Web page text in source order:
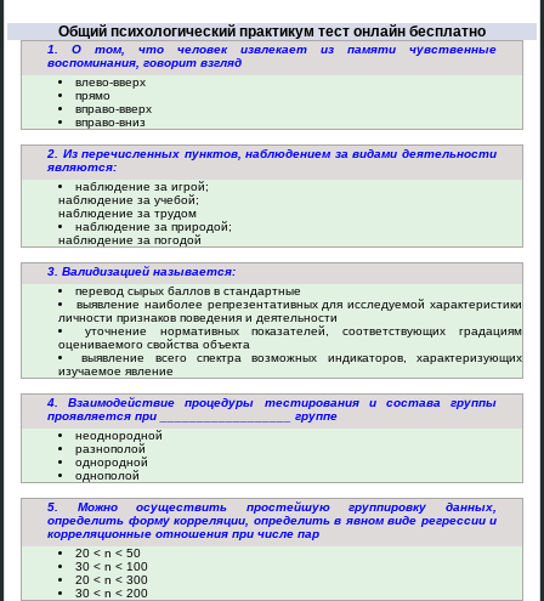
Общий психологический практикум тест онлайн бесплатно
1. О том, что человек извлекает из памяти чувственные
воспоминания, говорит взгляд
влево-вверх
прямо
вправо-вверх
вправо-вниз
2. Из перечисленных пунктов, наблюдением за видами деятельности
являются:
наблюдение за игрой;
наблюдение за учебой;
наблюдение за трудом
наблюдение за природой;
наблюдение за погодой
3. Валидизацией называется:
перевод сырых баллов в стандартные
выявление наиболее репрезентативных для исследуемой характеристики
личности признаков поведения и деятельности
уточнение нормативных показателей, соответствующих градациям
оцениваемого свойства объекта
выявление всего спектра возможных индикаторов, характеризующих
изучаемое явление
4. Взаимодействие процедуры тестирования и состава группы
проявляется при __________________ группе
неоднородной
разнополой
однородной
однополой
5. Можно осуществить простейшую группировку данных,
определить форму корреляции, определить в явном виде регрессии и
корреляционные отношения при числе пар
20 < n < 50
30 < n < 100
20 < n < 300
30 < n < 200